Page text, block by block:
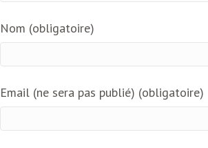
Nom (obligatoire)
Email (ne sera pas publié) (obligatoire)